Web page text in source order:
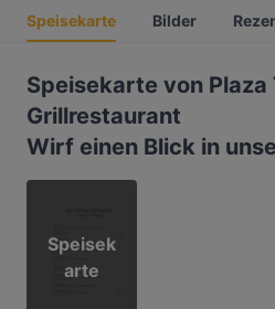
Speisekarte Bilder
Speisekarte von Plaza
Grillrestaurant
Wirf einen Blick in
Speisek
arte